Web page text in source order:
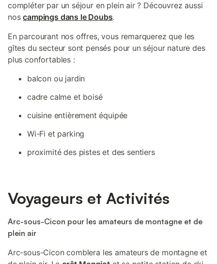
compléter par un séjour en plein air ? Découvrez aussi
noscampings dans le Doubs.
En parcourant nos offres, vous remarquerez que les
gîtes du secteur sont pensés pour un séjour nature des
plus confortables :
balcon ou jardin
cadre calme et boisé
cuisine entièrement équipée
Wi-Fi et parking
proximité des pistes et des sentiers
Voyageurs et Activités
Arc-sous-Cicon pour les amateurs de montagne et de
plein air
Arc-sous-Cicon comblera les amateurs de montagne et